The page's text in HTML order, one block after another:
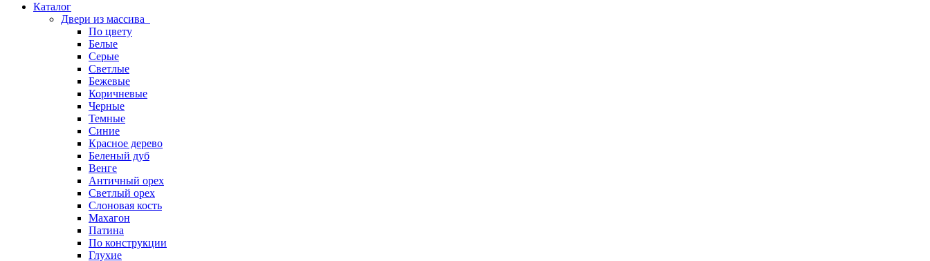
Каталог
Двери из массива
По цвету
Белые
Серые
Светлые
Бежевые
Коричневые
Черные
Темные
Синие
Красное дерево
Беленый дуб
Венге
Античный орех
Светлый орех
Слоновая кость
Махагон
Патина
По конструкции
Глухие